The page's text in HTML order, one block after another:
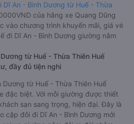
Dĩ An - Bình Dương từ Huế - Thừa
của hãng xe Quang Dũng
vào chương trình khuyến mãi, giá vé
đi Dĩ An - Bình Dương giường nằm
từ Huế - Thừa Thiên Huế
đầy đủ tiện nghi
Dương từ Huế - Thừa Thiên Huế
đặc biệt. Với mỗi giường được thiết
sạn sang trọng, hiện đại. Đây là
cặp đôi đi Dĩ An - Bình Dương mới